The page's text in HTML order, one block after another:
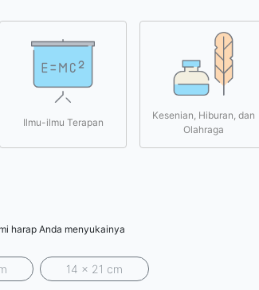
Ilmu-ilmu Terapan
Kesenian, Hiburan, dan
Olahraga
harap Anda menyukainya
14 x 21 cm